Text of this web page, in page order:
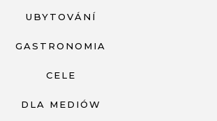
UBYTOVÁNÍ
GASTRONOMIA
CELE
DLA MEDIÓW